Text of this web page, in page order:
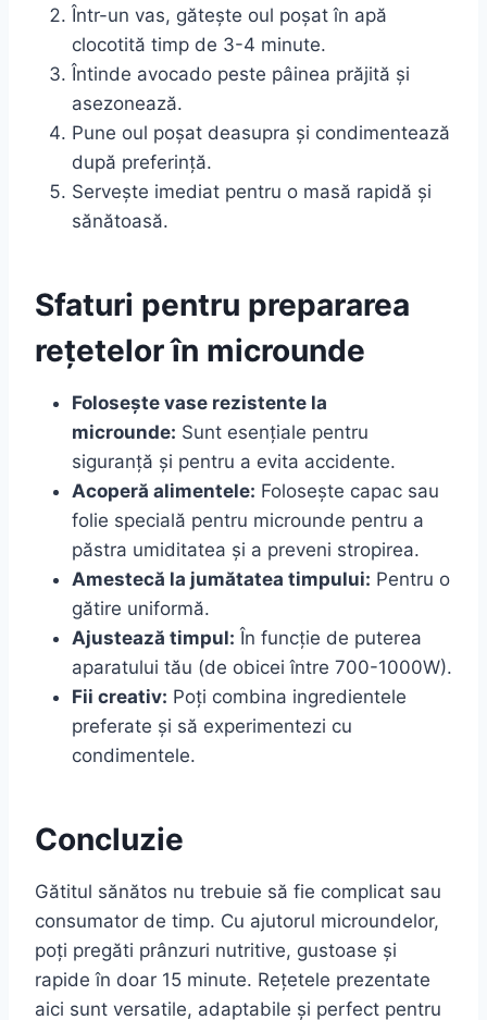
Într-un vas, gătește oul poșat în apă
clocotită timp de 3-4 minute.
Întinde avocado peste pâinea prăjită și
asezonează.
Pune oul poșat deasupra și condimentează
după preferință.
Servește imediat pentru o masă rapidă și
sănătoasă.
Sfaturi pentru prepararea
rețetelor în microunde
Folosește vase rezistente la
microunde: Sunt esențiale pentru
siguranță și pentru a evita accidente.
Acoperă alimentele: Folosește capac sau
folie specială pentru microunde pentru a
păstra umiditatea și a preveni stropirea.
Amestecă la jumătatea timpului: Pentru o
gătire uniformă.
Ajustează timpul: În funcție de puterea
aparatului tău (de obicei între 700-1000W).
Fii creativ: Poți combina ingredientele
preferate și să experimentezi cu
condimentele.
Concluzie
Gătitul sănătos nu trebuie să fie complicat sau
consumator de timp. Cu ajutorul microundelor,
poți pregăti prânzuri nutritive, gustoase și
rapide în doar 15 minute. Rețetele prezentate
aici sunt versatile, adaptabile și perfect pentru